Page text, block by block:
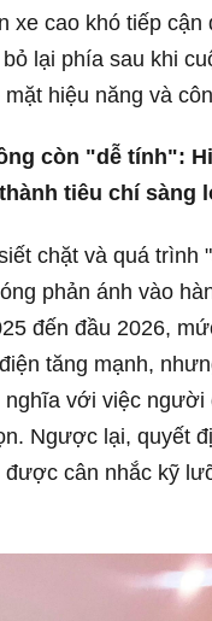
xe cao khó tiếp cận
lại phía sau khi
hiệu năng và
còn "dễ tính":
tiêu chí sàng
chặt và quá trình
phản ánh vào
đến đầu 2026,
tăng mạnh,
nghĩa với việc người
Ngược lại, quyết
được cân nhắc kỹ